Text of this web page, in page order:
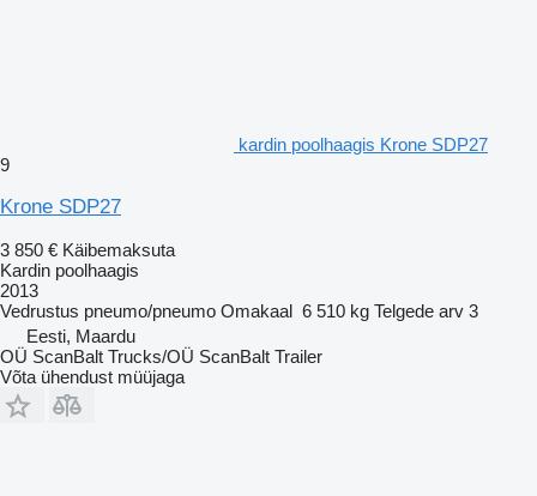
kardin poolhaagis Krone SDP27
9
Krone SDP27
3 850 € Käibemaksuta
Kardin poolhaagis
2013
Vedrustus pneumo/pneumo Omakaal 6 510 kg Telgede arv 3
Eesti, Maardu
OÜ ScanBalt Trucks/OÜ ScanBalt Trailer
Võta ühendust müüjaga